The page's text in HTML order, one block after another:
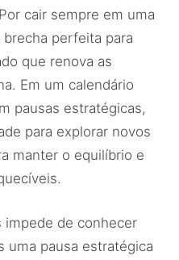
cair sempre em uma
perfeita para
que renova as
Em um calendário
pausas estratégicas,
para explorar novos
manter o equilíbrio e
impede de conhecer
uma pausa estratégica